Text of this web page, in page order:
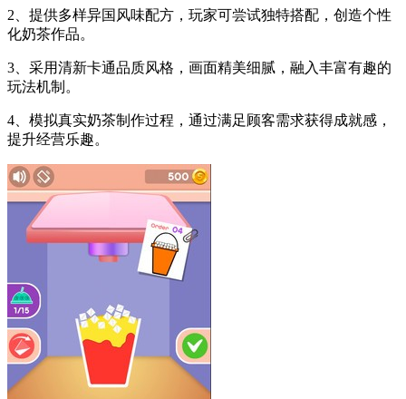
2、提供多样异国风味配方，玩家可尝试独特搭配，创造个性
化奶茶作品。
3、采用清新卡通品质风格，画面精美细腻，融入丰富有趣的
玩法机制。
4、模拟真实奶茶制作过程，通过满足顾客需求获得成就感，
提升经营乐趣。